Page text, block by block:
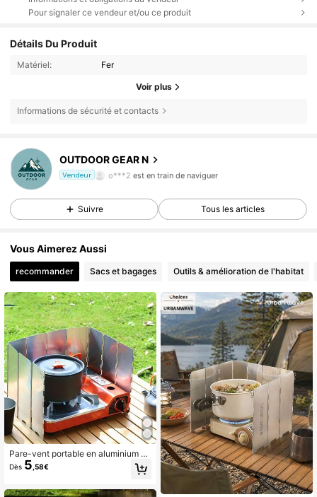
Pour signaler ce vendeur et/ou ce produit
Détails Du Produit
Matériel: Fer
Voir plus
Informations de sécurité et contacts
OUTDOOR GEAR N
Vendeur
4,86
487 Suiveurs
o***2 est en train de naviguer
Suivre Tous les articles
Vous Aimerez Aussi
recommander Sacs et bagages Outils & amélioration de l'habitat
Pare-vent portable en aluminium po
ur réchaud de camping extérieur, pa
re-vent pour réchaud à alcool, pare
m, distribution de chaleur efficace, i
Dès 5 ,58€